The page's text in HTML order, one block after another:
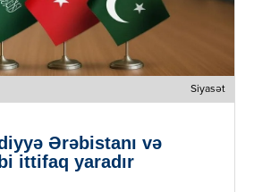
Siyasət
Ərəbistanı və
ittifaq yaradır